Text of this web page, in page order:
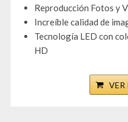
Reproducción Fotos y
Increíble calidad de
Tecnología LED con
HD
VER